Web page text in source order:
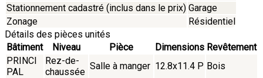
Stationnement cadastré (inclus dans le prix) Garage
Zonage
Résidentiel
Détails des pièces unités
Bâtiment
Niveau Pièce Dimensions Revêtement
PRINCI
PAL
Rez-de-
chaussée
Salle à manger 12.8x11.4 P Bois